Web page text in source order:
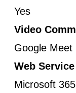
Yes
Video
Google Meet
Web Service
Microsoft 365